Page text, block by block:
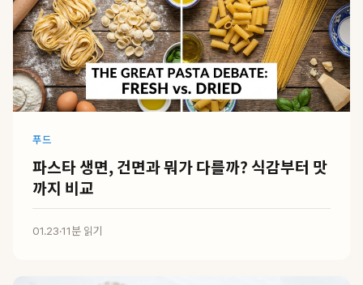
푸드
파스타 생면, 건면과 뭐가 다를까? 식감부터 맛
까지 비교
01.23·11분 읽기